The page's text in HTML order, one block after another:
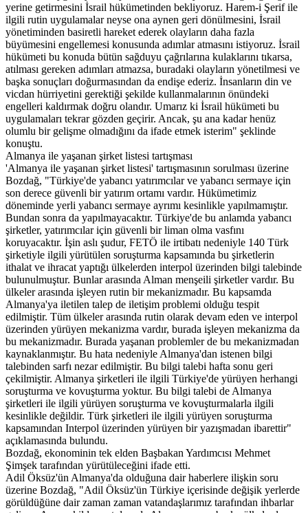
yerine getirmesini İsrail hükümetinden bekliyoruz. Harem-i Şerif ile
ilgili rutin uygulamalar neyse ona aynen geri dönülmesini, İsrail
yönetiminden basiretli hareket ederek olayların daha fazla
büyümesini engellemesi konusunda adımlar atmasını istiyoruz. İsrail
hükümeti bu konuda bütün sağduyu çağrılarına kulaklarını tıkarsa,
atılması gereken adımları atmazsa, buradaki olayların yönetilmesi ve
başka sonuçları doğurmasından da endişe ederiz. İnsanların din ve
vicdan hürriyetini gerektiği şekilde kullanmalarının önündeki
engelleri kaldırmak doğru olandır. Umarız ki İsrail hükümeti bu
uygulamaları tekrar gözden geçirir. Ancak, şu ana kadar henüz
olumlu bir gelişme olmadığını da ifade etmek isterim" şeklinde
konuştu.
Almanya ile yaşanan şirket listesi tartışması
'Almanya ile yaşanan şirket listesi' tartışmasının sorulması üzerine
Bozdağ, "Türkiye'de yabancı yatırımcılar ve yabancı sermaye için
son derece güvenli bir yatırım ortamı vardır. Hükümetimiz
döneminde yerli yabancı sermaye ayrımı kesinlikle yapılmamıştır.
Bundan sonra da yapılmayacaktır. Türkiye'de bu anlamda yabancı
şirketler, yatırımcılar için güvenli bir liman olma vasfını
koruyacaktır. İşin aslı şudur, FETÖ ile irtibatı nedeniyle 140 Türk
şirketiyle ilgili yürütülen soruşturma kapsamında bu şirketlerin
ithalat ve ihracat yaptığı ülkelerden interpol üzerinden bilgi talebinde
bulunulmuştur. Bunlar arasında Alman menşeili şirketler vardır. Bu
ülkeler arasında işleyen rutin bir mekanizmadır. Bu kapsamda
Almanya'ya iletilen talep de iletişim problemi olduğu tespit
edilmiştir. Tüm ülkeler arasında rutin olarak devam eden ve interpol
üzerinden yürüyen mekanizma vardır, burada işleyen mekanizma da
bu mekanizmadır. Burada yaşanan problemler de bu mekanizmadan
kaynaklanmıştır. Bu hata nedeniyle Almanya'dan istenen bilgi
talebinden sarfı nezar edilmiştir. Bu bilgi talebi hafta sonu geri
çekilmiştir. Almanya şirketleri ile ilgili Türkiye'de yürüyen herhangi
soruşturma ve kovuşturma yoktur. Bu bilgi talebi de Almanya
şirketleri ile ilgili yürüyen soruşturma ve kovuşturmalarla ilgili
kesinlikle değildir. Türk şirketleri ile ilgili yürüyen soruşturma
kapsamından Interpol üzerinden yürüyen bir yazışmadan ibarettir"
açıklamasında bulundu.
Bozdağ, ekonominin tek elden Başbakan Yardımcısı Mehmet
Şimşek tarafından yürütüleceğini ifade etti.
Adil Öksüz'ün Almanya'da olduğuna dair haberlere ilişkin soru
üzerine Bozdağ, "Adil Öksüz'ün Türkiye içerisinde değişik yerlerde
görüldüğüne dair zaman zaman vatandaşlarımız tarafından ihbarlar